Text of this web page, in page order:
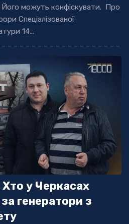
Його можуть конфіскувати. Про
Спеціалізованої
14...
Хто у Черкасах
генератори з